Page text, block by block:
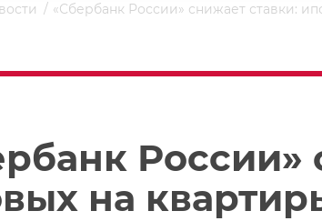
«Сбербанк России» снижает ставки:
России»
на